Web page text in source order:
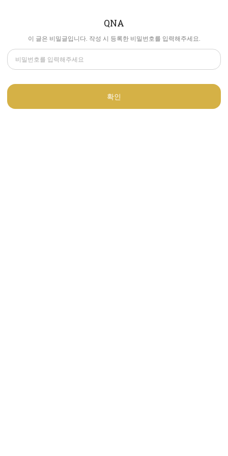
QNA
이 글은 비밀글입니다. 작성 시 등록한 비밀번호를 입력해주세요.
확인